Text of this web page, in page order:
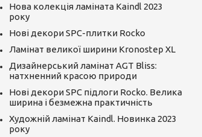
Нова колекція ламіната Kaindl 2023
року
Нові декори SPC-плитки Rocko
Ламінат великої ширини Kronostep XL
Дизайнерський ламінат AGT Bliss:
натхненний красою природи
Нові декори SPC підлоги Rocko. Велика
ширина і безмежна практичність
Художній ламінат Kaindl. Новинка 2023
року